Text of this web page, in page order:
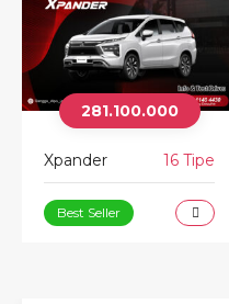
281.100.000
Xpander 16 Tipe
Best Seller